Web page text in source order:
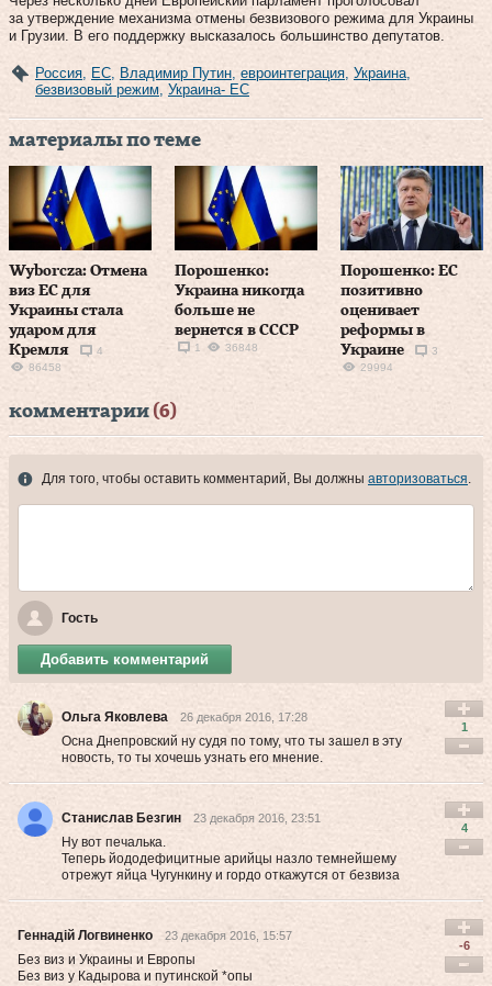
за утверждение механизма отмены безвизового режима для Украины
и Грузии. В его поддержку высказалось большинство депутатов.
Россия ЕС Владимир Путин евроинтеграция Украина
безвизовый режим Украина- ЕС
материалы по теме
Wyborcza: Отмена
виз ЕС для
Украины стала
ударом для
Кремля
4
86458
Порошенко:
Украина никогда
больше не
вернется в СССР
1 36848
Порошенко: ЕС
позитивно
оценивает
реформы в
Украине​
3
29994
комментарии (6)
Для того, чтобы оставить комментарий, Вы должны авторизоваться.
Гость
Добавить комментарий
Ольга Яковлева 26 декабря 2016, 17:28
Осна Днепровский ну судя по тому, что ты зашел в эту
новость, то ты хочешь узнать его мнение.
1
Станислав Безгин 23 декабря 2016, 23:51
Ну вот печалька.
Теперь йододефицитные арийцы назло темнейшему
отрежут яйца Чугункину и гордо откажутся от безвиза
4
Геннадій Логвиненко 23 декабря 2016, 15:57
Без виз и Украины и Европы
Без виз у Кадырова и путинской *опы
-6